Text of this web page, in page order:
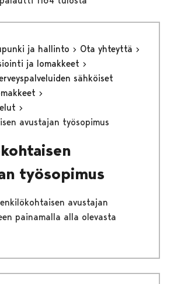
ja hallinto
Ota yhteyttä
ja lomakkeet
sähköiset
avustajan työsopimus
työsopimus
avustajan
painamalla alla olevasta